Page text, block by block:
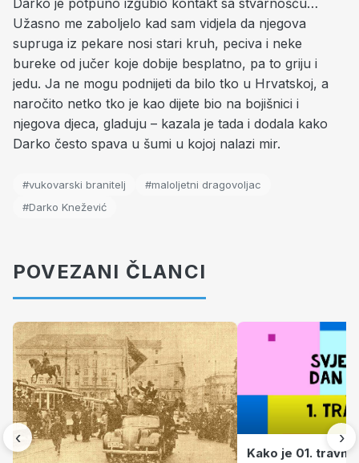
Darko je potpuno izgubio kontakt sa stvarnošću…
Užasno me zaboljelo kad sam vidjela da njegova
supruga iz pekare nosi stari kruh, peciva i neke
bureke od jučer koje dobije besplatno, pa to griju i
jedu. Ja ne mogu podnijeti da bilo tko u Hrvatskoj, a
naročito netko tko je kao dijete bio na bojišnici i
njegova djeca, gladuju – kazala je tada i dodala kako
Darko često spava u šumi u kojoj nalazi mir.
#vukovarski branitelj
#maloljetni dragovoljac
#Darko Knežević
POVEZANI ČLANCI
‹
Kako je 01.
›